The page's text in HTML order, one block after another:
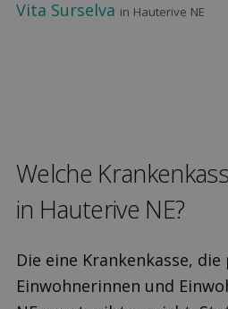
Vita Surselva in Hauterive NE
Welche
in Hauterive NE?
Die eine Krankenkasse,
Einwohnerinnen und